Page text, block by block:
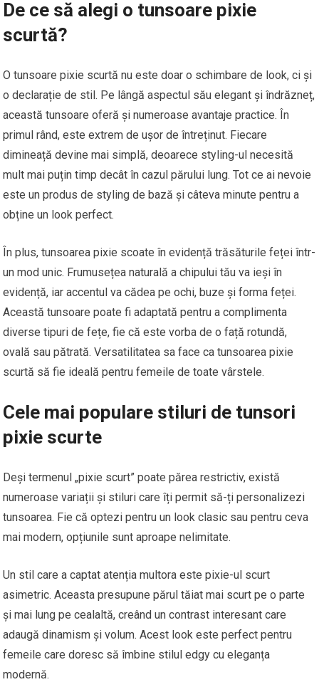
De ce să alegi o tunsoare pixie
scurtă?
O tunsoare pixie scurtă nu este doar o schimbare de look, ci și
o declarație de stil. Pe lângă aspectul său elegant și îndrăzneț,
această tunsoare oferă și numeroase avantaje practice. În
primul rând, este extrem de ușor de întreținut. Fiecare
dimineață devine mai simplă, deoarece styling-ul necesită
mult mai puțin timp decât în cazul părului lung. Tot ce ai nevoie
este un produs de styling de bază și câteva minute pentru a
obține un look perfect.
În plus, tunsoarea pixie scoate în evidență trăsăturile feței într-
un mod unic. Frumusețea naturală a chipului tău va ieși în
evidență, iar accentul va cădea pe ochi, buze și forma feței.
Această tunsoare poate fi adaptată pentru a complimenta
diverse tipuri de fețe, fie că este vorba de o față rotundă,
ovală sau pătrată. Versatilitatea sa face ca tunsoarea pixie
scurtă să fie ideală pentru femeile de toate vârstele.
Cele mai populare stiluri de tunsori
pixie scurte
Deși termenul „pixie scurt” poate părea restrictiv, există
numeroase variații și stiluri care îți permit să-ți personalizezi
tunsoarea. Fie că optezi pentru un look clasic sau pentru ceva
mai modern, opțiunile sunt aproape nelimitate.
Un stil care a captat atenția multora este pixie-ul scurt
asimetric. Aceasta presupune părul tăiat mai scurt pe o parte
și mai lung pe cealaltă, creând un contrast interesant care
adaugă dinamism și volum. Acest look este perfect pentru
femeile care doresc să îmbine stilul edgy cu eleganța
modernă.